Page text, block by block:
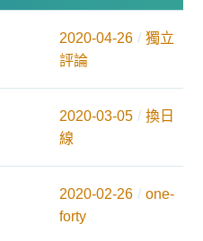
2020-04-26
獨立
評論
2020-03-05
換日
線
2020-02-26
one-
forty